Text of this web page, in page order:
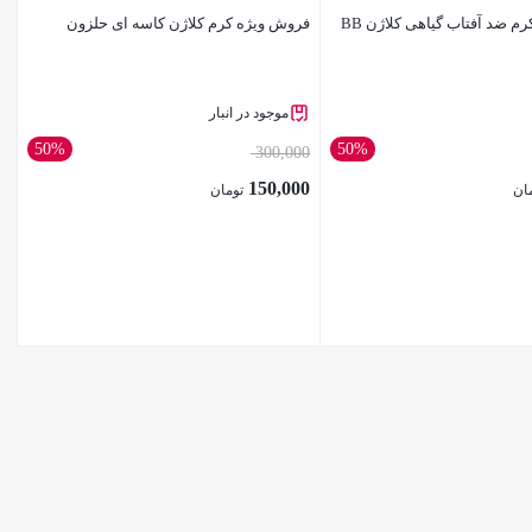
فروش ویژه کرم ضد آفتاب گیاهی کلاژن BB
50%
فروش ویژه کرم کلاژن کاسه ای حلزون
موجود در انبار
50% 300,000
150,000 تومان